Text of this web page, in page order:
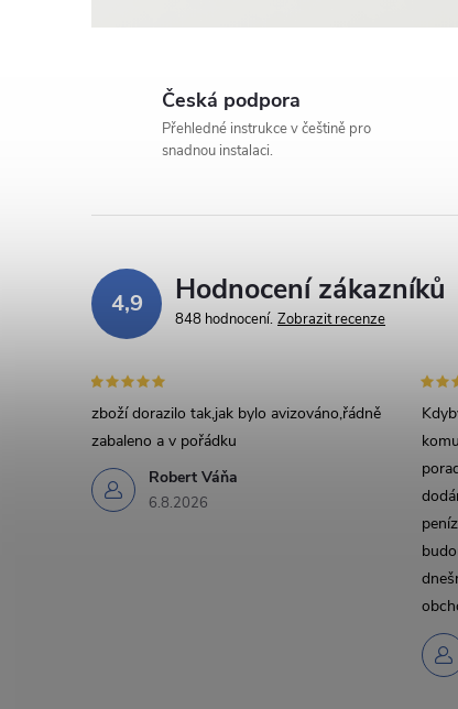
Česká podpora
Přehledné instrukce v češtině pro
snadnou instalaci.
4,9 Hodnocení zákazníků
848 hodnocení Zobrazit recenze
Robert Váňa
6.8.2026
zboží dorazilo tak,jak bylo avizováno,řádně
zabaleno a v pořádku